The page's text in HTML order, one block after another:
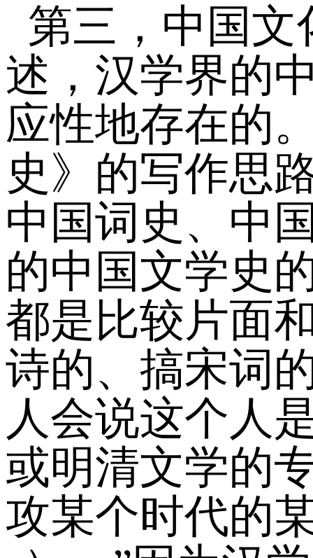
第三，中国
述，汉学界的
应性地存在的
史》的写作思
中国词史、中
的中国文学史
都是比较片面
诗的、搞宋词
人会说这个人
或明清文学的
攻某个时代的